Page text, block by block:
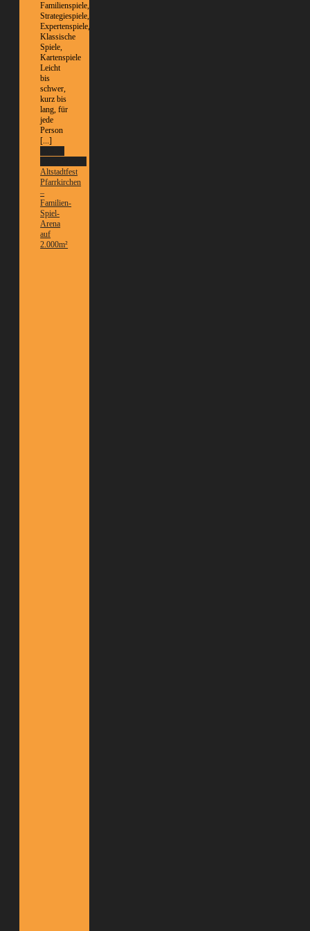
Familienspiele,
Strategiespiele,
Expertenspiele,
Klassische
Spiele,
Kartenspiele
Leicht
bis
schwer,
kurz bis
lang, für
jede
Person
[...]
Altstadtfest
Pfarrkirchen
–
Familien-
Spiel-
Arena
auf
2.000m²